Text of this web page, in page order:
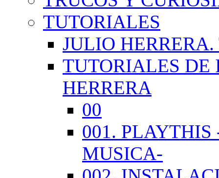
TUTORIALES
JULIO
TUTORIALES DE
HERRERA
00
001. PLAYTHIS
MUSICA-